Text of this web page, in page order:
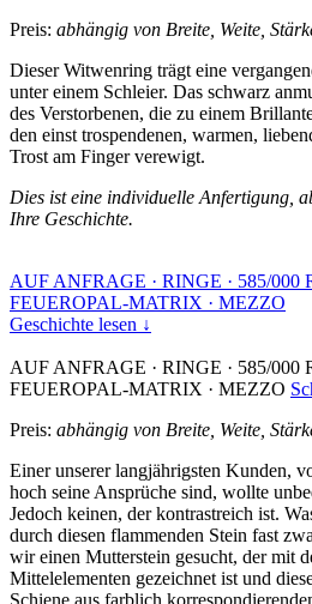
Preis: abhängig von Breite, Weite,
Dieser Witwenring trägt eine
unter einem Schleier. Das schwarz
des Verstorbenen, die zu einem
den einst trospendenen, warmen,
Trost am Finger verewigt.
Dies ist eine individuelle Anfertigung,
Ihre Geschichte.
AUF ANFRAGE · RINGE · 585/000
FEUEROPAL-MATRIX · MEZZO
Geschichte lesen ↓
AUF ANFRAGE · RINGE · 585/000
FEUEROPAL-MATRIX · MEZZO
Preis: abhängig von Breite, Weite,
Einer unserer langjährigsten Kunden,
hoch seine Ansprüche sind, wollte
Jedoch keinen, der kontrastreich ist.
durch diesen flammenden Stein fast
wir einen Mutterstein gesucht, der mit
Mittelelementen gezeichnet ist und
Schiene aus farblich